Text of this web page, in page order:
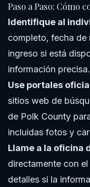
Paso a Paso: Cómo
Identifique al
completo, fecha de
ingreso si está
información precisa.
Use portales
sitios web de
de Polk County
incluidas fotos y
Llame a la oficina
directamente con
detalles si la